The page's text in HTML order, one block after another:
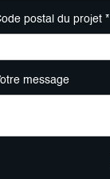
postal du projet *
message